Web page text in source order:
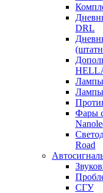
DRL
Лампы
Лампы
Фары
Road
СГУ